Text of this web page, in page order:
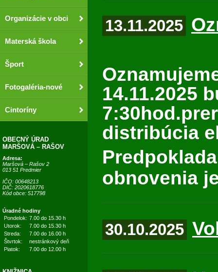
Organizácie v obci
Materská škola
Šport
Fotogaléria-nové
Cintoríny
OBECNÝ ÚRAD
MARŠOVÁ – RAŠOV
Adresa:
Maršová – Rašov 2
013 51 Predmier
IČO: 00648213
DIČ: 2020618776
Kód obce: 517798
Úradné hodiny
Pondelok: 7.00 do 15.30 h
Utorok:
7.00 do 15.30 h
Streda:
7.00 do 16.00 h
Štvrtok:
nestránkový deň
Piatok:
7.00 do 12.00 h
13.11.2025
14.11.2025
distribúcia
obnovenia
30.10.2025